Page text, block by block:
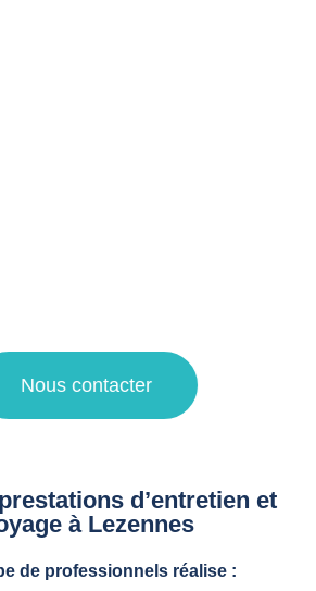
Nous contacter
d’entretien et
à Lezennes
de professionnels réalise :